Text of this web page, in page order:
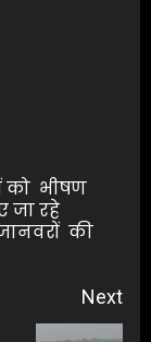
को भीषण
जा रहे
की
Next